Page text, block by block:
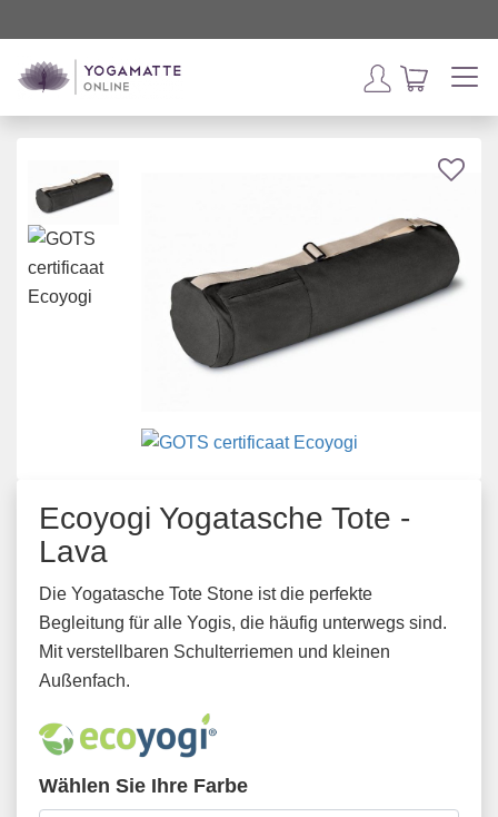
Ecoyogi Yogatasche Tote -
Lava
Die Yogatasche Tote Stone ist die perfekte
Begleitung für alle Yogis, die häufig unterwegs sind.
Mit verstellbaren Schulterriemen und kleinen
Außenfach.
Wählen Sie Ihre Farbe